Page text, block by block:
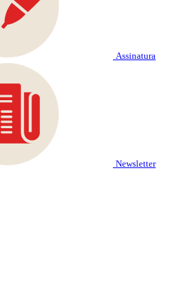
Assinatura
Newsletter